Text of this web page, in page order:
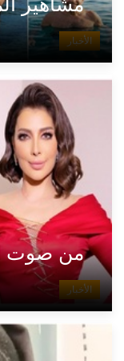
الأخبار
الأخبار
من صوت